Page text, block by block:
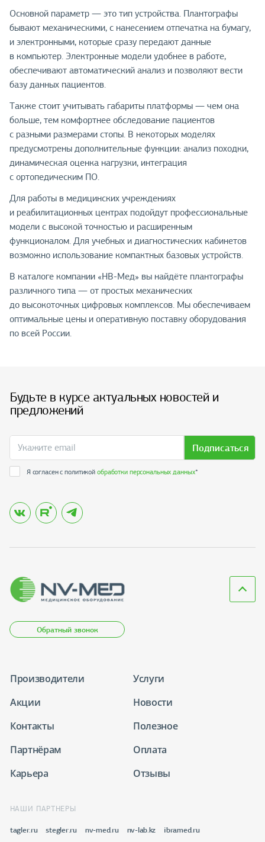
Основной параметр — это тип устройства. Плантографы
бывают механическими, с нанесением отпечатка на бумагу,
и электронными, которые сразу передают данные
в компьютер. Электронные модели удобнее в работе,
обеспечивают автоматический анализ и позволяют вести
базу данных пациентов.
Также стоит учитывать габариты платформы — чем она
больше, тем комфортнее обследование пациентов
с разными размерами стопы. В некоторых моделях
предусмотрены дополнительные функции: анализ походки,
динамическая оценка нагрузки, интеграция
с ортопедическим ПО.
Для работы в медицинских учреждениях
и реабилитационных центрах подойдут профессиональные
модели с высокой точностью и расширенным
функционалом. Для учебных и диагностических кабинетов
возможно использование компактных базовых устройств.
В каталоге компании «НВ-Мед» вы найдёте плантографы
различного типа — от простых механических
до высокоточных цифровых комплексов. Мы обеспечиваем
оптимальные цены и оперативную поставку оборудования
по всей России.
Будьте в курсе актуальных новостей и
предложений
Подписаться
Я согласен с политикойобработки персональных данных*
Обратный звонок
Производители
Услуги
Акции
Новости
Контакты
Полезное
Партнёрам
Оплата
Карьера
Отзывы
НАШИ ПАРТНЕРЫ
tagler.ru stegler.ru nv-med.ru nv-lab.kz ibramed.ru